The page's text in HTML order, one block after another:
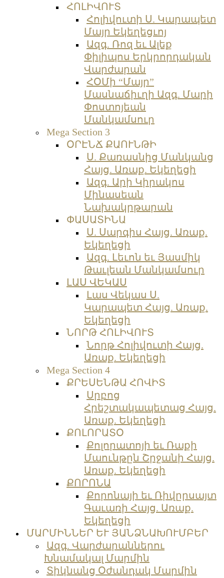
ՀՈԼԻՎՈՒՏ
Հոլիվուտի Ս. Կարապետ
Մայր Եկեղեցւոյ
Ազգ. Ռոզ եւ Ալեք
Փիլիպոս Երկրորդական
Վարժարան
ՀՕՄի “Մայր”
Մասնաճիւղի Ազգ. Մարի
Փոստոյեան
Մանկամսուր
Mega Section 3
ՕՐԷՆՃ ՔԱՈՒՆԹԻ
Ս. Քառասնից Մանկանց
Հայց. Առաք. Եկեղեցի
Ազգ. Արի Կիրակոս
Մինասեան
Նախակրթարան
ՓԱՍԱՏԻՆԱ
Ս. Սարգիս Հայց. Առաք.
Եկեղեցի
Ազգ. Լեւոն եւ Յասմիկ
Թաւլեան Մանկամսուր
ԼԱՍ ՎԵԿԱՍ
Լաս Վեկաս Ս.
Կարապետ Հայց. Առաք.
Եկեղեցի
ՆՈՐԹ ՀՈԼԻՎՈՒՏ
Նորթ Հոլիվուտի Հայց.
Առաք. Եկեղեցի
Mega Section 4
ՔՐԵՍԵՆԹԱ ՀՈՎԻՏ
Սրբոց
Հրեշտակապետաց Հայց.
Առաք. Եկեղեցի
ՔՈԼՈՐԱՏՕ
Քոլորատոյի եւ Ռաքի
Մաունթըն Շրջանի Հայց.
Առաք. Եկեղեցի
ՔՈՐՈՆԱ
Քորոնայի եւ Ռիվըրսայտ
Գաւառի Հայց. Առաք.
Եկեղեցի
ՄԱՐՄԻՆՆԵՐ ԵՒ ՅԱՆՁՆԱԽՈՒՄԲԵՐ
Ազգ. Վարժարաններու
Խնամակալ Մարմին
Տիկնանց Օժանդակ Մարմին